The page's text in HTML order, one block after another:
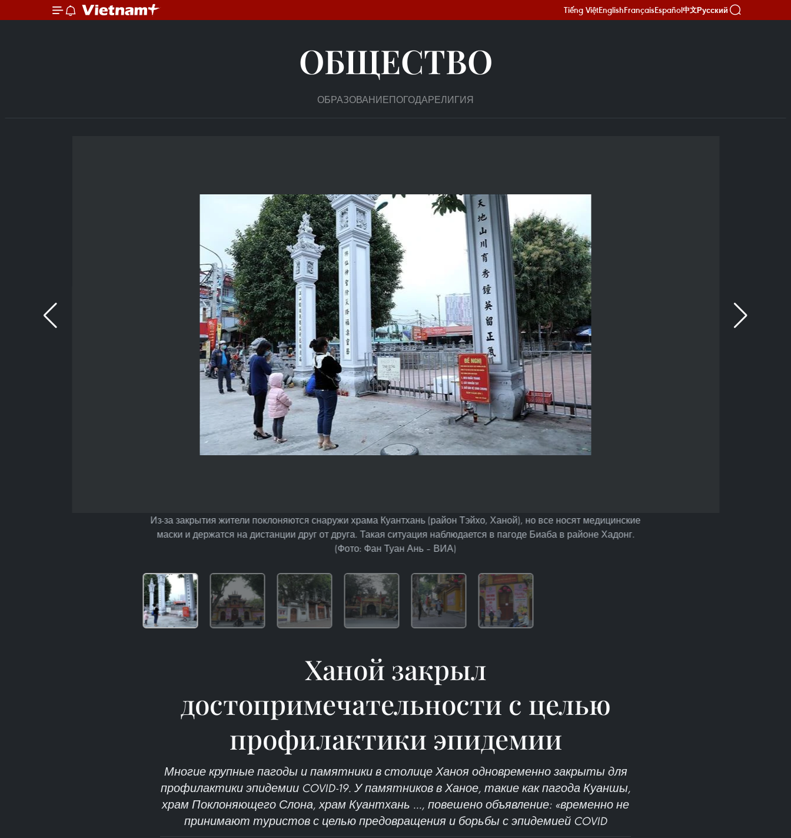
Tiếng ViệtEnglishFrançaisEspañol中文Русский
ОБЩЕСТВО
ОБРАЗОВАНИЕПОГОДАРЕЛИГИЯ
Из-за закрытия жители поклоняются снаружи храма Куантхань (район Тэйхо, Ханой), но все носят медицинские
маски и держатся на дистанции друг от друга. Такая ситуация наблюдается в пагоде Биаба в районе Хадонг.
(Фото: Фан Туан Ань – ВИА)
Ханой закрыл
достопримечательности с целью
профилактики эпидемии
Многие крупные пагоды и памятники в столице Ханоя одновременно закрыты для
профилактики эпидемии COVID-19. У памятников в Ханое, такие как пагода Куаншы,
храм Поклоняющего Слона, храм Куантхань ..., повешено объявление: «временно не
принимают туристов с целью предовращения и борьбы с эпидемией COVID